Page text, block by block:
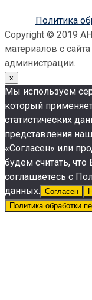
Политика
Copyright © 2019
материалов с
администрации.
x
Мы используем
который
статистических
представления
«Согласен» или
будем считать, что
соглашаетесь с
данных. Согласен
Политика обработки